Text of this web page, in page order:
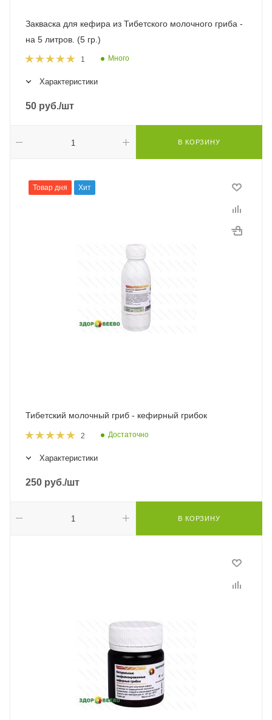
Закваска для кефира из Тибетского молочного гриба -
на 5 литров. (5 гр.)
1 Много
Характеристики
50 руб./шт
В КОРЗИНУ
Товар дня Хит
Тибетский молочный гриб - кефирный грибок
2 Достаточно
Характеристики
250 руб./шт
В КОРЗИНУ